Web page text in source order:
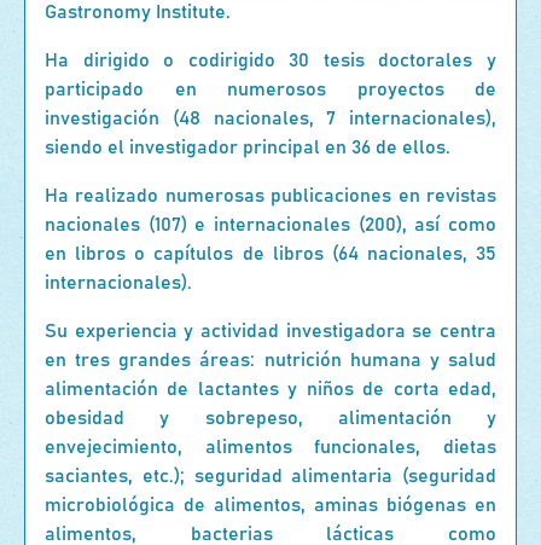
Gastronomy Institute.
Ha dirigido o codirigido 30 tesis doctorales y
participado en numerosos proyectos de
investigación (48 nacionales, 7 internacionales),
siendo el investigador principal en 36 de ellos.
Ha realizado numerosas publicaciones en revistas
nacionales (107) e internacionales (200), así como
en libros o capítulos de libros (64 nacionales, 35
internacionales).
Su experiencia y actividad investigadora se centra
en tres grandes áreas: nutrición humana y salud
alimentación de lactantes y niños de corta edad,
obesidad y sobrepeso, alimentación y
envejecimiento, alimentos funcionales, dietas
saciantes, etc.); seguridad alimentaria (seguridad
microbiológica de alimentos, aminas biógenas en
alimentos, bacterias lácticas como